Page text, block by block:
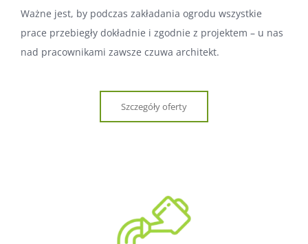
Ważne jest, by podczas zakładania ogrodu wszystkie
prace przebiegły dokładnie i zgodnie z projektem – u nas
nad pracownikami zawsze czuwa architekt.
Szczegóły oferty